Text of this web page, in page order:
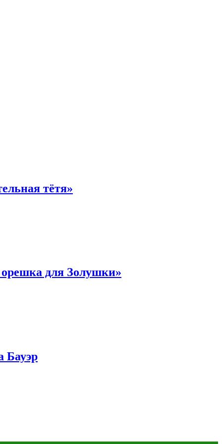
тётя»
для Золушки»
Бауэр